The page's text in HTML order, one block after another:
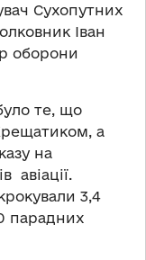
Сухопутних
Іван
оборони
те, що
а
на
авіації.
3,4
парадних